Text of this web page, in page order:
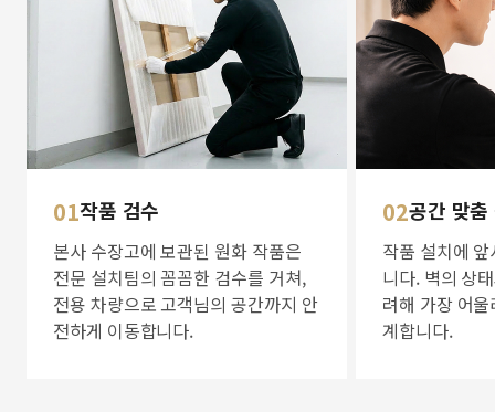
01작품 검수
본사 수장고에 보관된 원화 작품은
전문 설치팀의 꼼꼼한 검수를 거쳐,
전용 차량으로 고객님의 공간까지 안
전하게 이동합니다.
02공간 맞
작품 설치에
니다. 벽의 상
려해 가장 어
계합니다.